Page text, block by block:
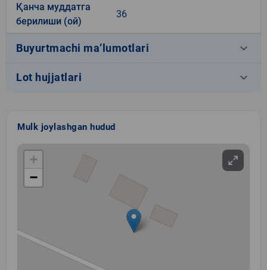
Қанча муддатга
берилиши (ой)
36
Buyurtmachi ma’lumotlari keyboard_arrow_down
Lot hujjatlari keyboard_arrow_down
Mulk joylashgan hudud
+
−